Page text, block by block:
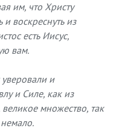
им, что Христу
воскреснуть из
есть Иисус,
вам.
и
и Силе, как из
множество, так